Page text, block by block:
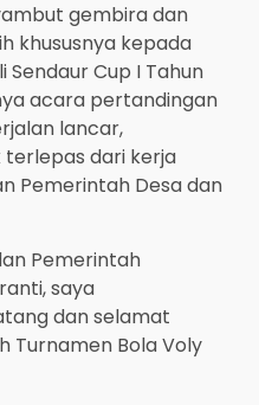
gembira dan
khususnya kepada
Sendaur Cup I Tahun
acara pertandingan
lancar,
terlepas dari kerja
Pemerintah Desa dan
Pemerintah
saya
dan selamat
Turnamen Bola Voly